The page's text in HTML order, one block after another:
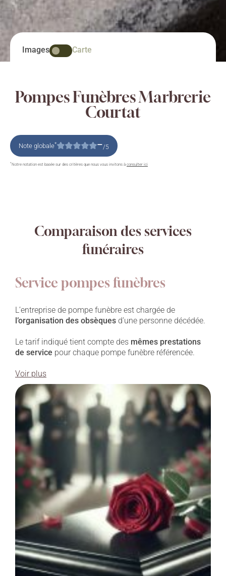
Images Carte
Pompes Funèbres Marbrerie
Courtat
Note globale* –/5
*Notre notation est basée sur des critères que nous vous invitons à consulter ici
Comparaison des services
funéraires
Service pompes funèbres
L’entreprise de pompe funèbre est chargée de
l’organisation des obsèques d’une personne décédée.
Le tarif indiqué tient compte des mêmes prestations
de service pour chaque pompe funèbre référencée.
Voir plus